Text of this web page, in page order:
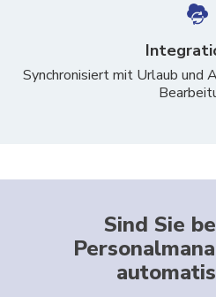
Synchronisiert mit Urlaub und
Sind Sie